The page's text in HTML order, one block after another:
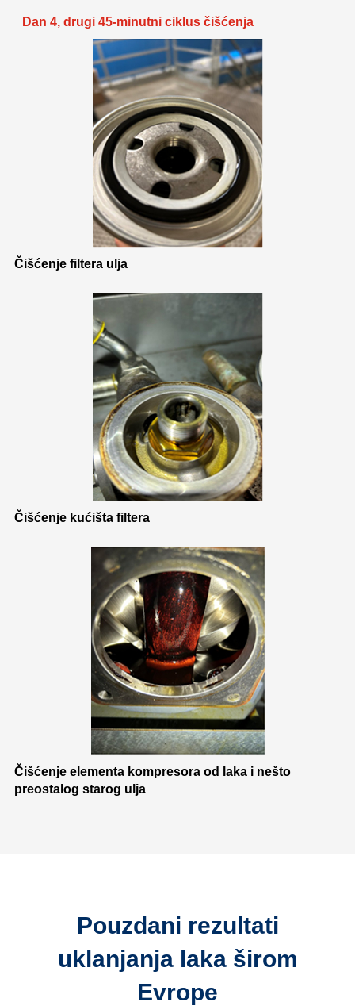
Dan 4, drugi 45-minutni ciklus čišćenja
Čišćenje filtera ulja
Čišćenje kućišta filtera
Čišćenje elementa kompresora od laka i nešto
preostalog starog ulja
Pouzdani rezultati
uklanjanja laka širom
Evrope